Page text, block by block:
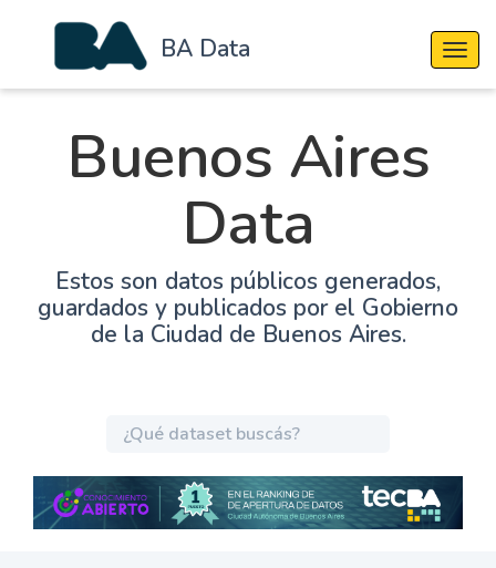
BA Data
Buenos Aires
Data
Estos son datos públicos generados,
guardados y publicados por el Gobierno
de la Ciudad de Buenos Aires.